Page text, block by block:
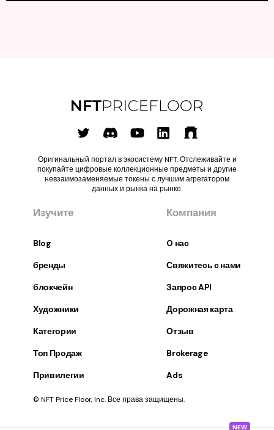
NEW
Оригинальный портал в экосистему NFT. Отслеживайте и
покупайте цифровые коллекционные предметы и другие
невзаимозаменяемые токены с лучшим агрегатором
данных и рынка на рынке.
Изучите
Blog
бренды
блокчейн
Художники
Категории
Топ Продаж
Привилегии
Компания
O нас
Свяжитесь с нами
Запрос API
Дорожная карта
Отзыв
Brokerage
Ads
© NFT Price Floor, Inc. Все права защищены.